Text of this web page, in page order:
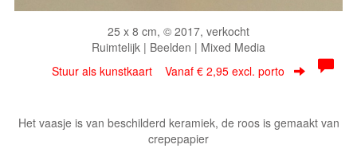
25 x 8 cm, © 2017, verkocht
Ruimtelijk | Beelden | Mixed Media
Stuur als kunstkaart Vanaf € 2,95 excl. porto
Het vaasje is van beschilderd keramiek, de roos is gemaakt van
crepepapier